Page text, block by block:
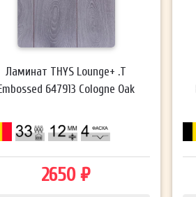
Ламинат THYS Lounge+ .T
647913 Cologne Oak
2650 ₽